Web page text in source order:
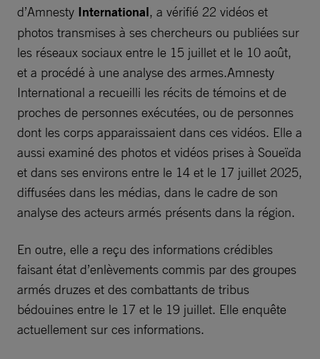
d’Amnesty International, a vérifié 22 vidéos et
photos transmises à ses chercheurs ou publiées sur
les réseaux sociaux entre le 15 juillet et le 10 août,
et a procédé à une analyse des armes.Amnesty
International a recueilli les récits de témoins et de
proches de personnes exécutées, ou de personnes
dont les corps apparaissaient dans ces vidéos. Elle a
aussi examiné des photos et vidéos prises à Soueïda
et dans ses environs entre le 14 et le 17 juillet 2025,
diffusées dans les médias, dans le cadre de son
analyse des acteurs armés présents dans la région.
En outre, elle a reçu des informations crédibles
faisant état d’enlèvements commis par des groupes
armés druzes et des combattants de tribus
bédouines entre le 17 et le 19 juillet. Elle enquête
actuellement sur ces informations.